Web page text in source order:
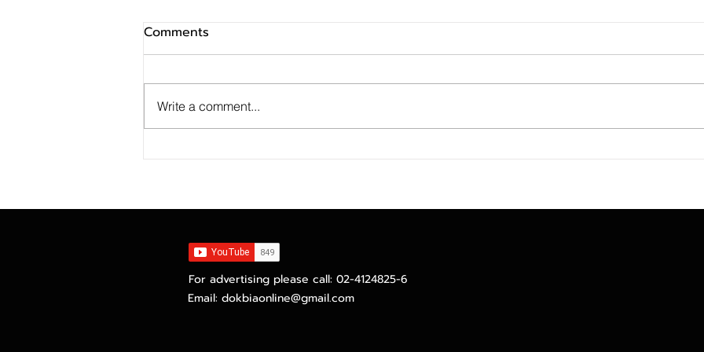
ดีดีพร็อพเพอร์ตี้คาดตลาดอสัง
สินเชื่อบ้าน กคช. ทะลุ 2.5 พัน
ซีคอ
Comments
Write a comment...
For advertising please call: 02-4124825-6
Email: dokbiaonline@gmail.com